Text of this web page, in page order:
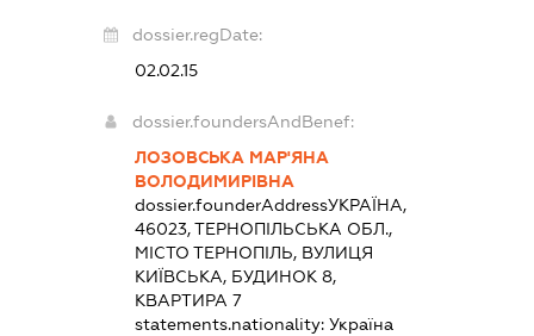
dossier.regDate:
02.02.15
dossier.foundersAndBenef:
ЛОЗОВСЬКА МАР'ЯНА
ВОЛОДИМИРІВНА
dossier.founderAddressУКРАЇНА,
46023, ТЕРНОПІЛЬСЬКА ОБЛ.,
МІСТО ТЕРНОПІЛЬ, ВУЛИЦЯ
КИЇВСЬКА, БУДИНОК 8,
КВАРТИРА 7
statements.nationality: Україна